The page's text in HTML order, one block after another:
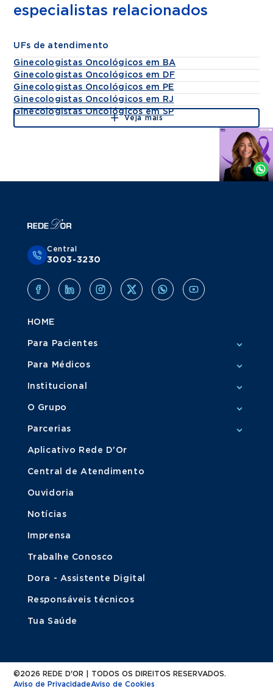
especialistas relacionados
UFs de atendimento
Ginecologistas Oncológicos em BA
Ginecologistas Oncológicos em DF
Ginecologistas Oncológicos em PE
Ginecologistas Oncológicos em RJ
Ginecologistas Oncológicos em SP
Veja mais
Agende
Whatsapp
Central
3003-3230
HOME
Para Pacientes
Para Médicos
Institucional
O Grupo
Parcerias
Aplicativo Rede D'Or
Central de Atendimento
Ouvidoria
Notícias
Imprensa
Trabalhe Conosco
Dora - Assistente Digital
Responsáveis técnicos
Tua Saúde
©2026 REDE D'OR | TODOS OS DIREITOS RESERVADOS.
Aviso de PrivacidadeAviso de Cookies